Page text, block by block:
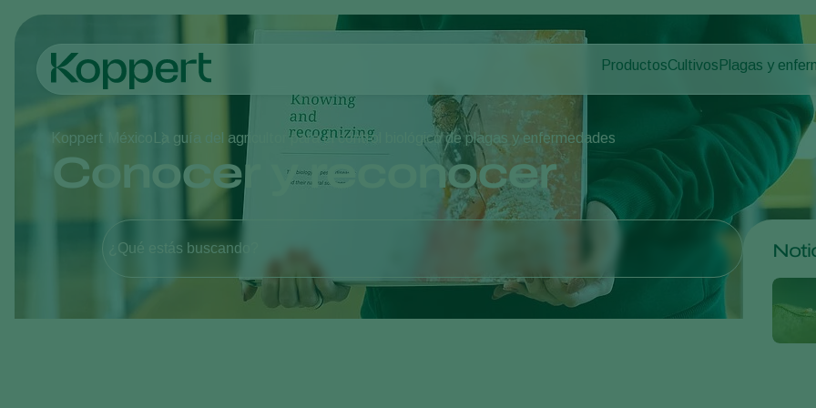
Productos
Control de plagas
Control de enfermedades
Polinización
Sanidad vegetal
Monitoreo
Desinfección, Limpieza, & Higiene
Agentes sombreadores
Cultivos
Hortalizas de cultivo
Plantas ornamentales
Cultivos de hortalizas
Cultivos herbáceos
Plagas y
Plagas en
Koppert México La guía del agricultor para el control biológico de plagas y enfermedades
Conocer y reconocer
¿Qué estás buscando?